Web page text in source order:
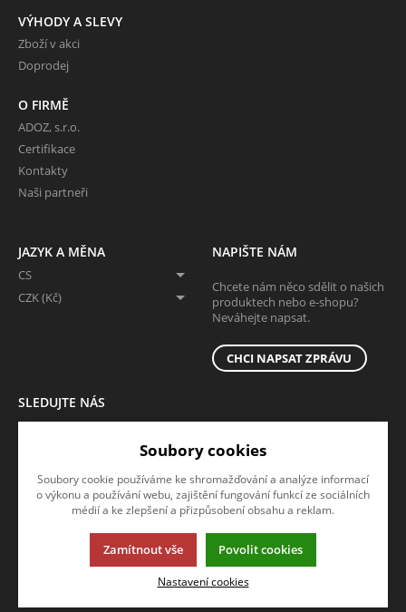
VÝHODY A SLEVY
Zboží v akci
Doprodej
O FIRMĚ
ADOZ, s.r.o.
Certifikace
Kontakty
Naši partneři
JAZYK A MĚNA
CS
CZK (Kč)
NAPIŠTE NÁM
Chcete nám něco sdělit o našich
produktech nebo e-shopu?
Neváhejte napsat.
CHCI NAPSAT ZPRÁVU
SLEDUJTE NÁS
Tato stránka používá soubory cookies. Klikněte pro více informací.
Soubory cookies
Soubory cookie používáme ke shromažďování a analýze informací
o výkonu a používání webu, zajištění fungování funkcí ze sociálních
médií a ke zlepšení a přizpůsobení obsahu a reklam.
Zamítnout vše Povolit cookies
Nastavení cookies